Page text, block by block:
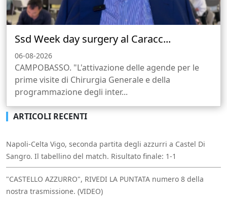
Ssd Week day surgery al Caracc...
06-08-2026
CAMPOBASSO. "L'attivazione delle agende per le
prime visite di Chirurgia Generale e della
programmazione degli inter...
ARTICOLI RECENTI
Napoli-Celta Vigo, seconda partita degli azzurri a Castel Di
Sangro. Il tabellino del match. Risultato finale: 1-1
"CASTELLO AZZURRO", RIVEDI LA PUNTATA numero 8 della
nostra trasmissione. (VIDEO)